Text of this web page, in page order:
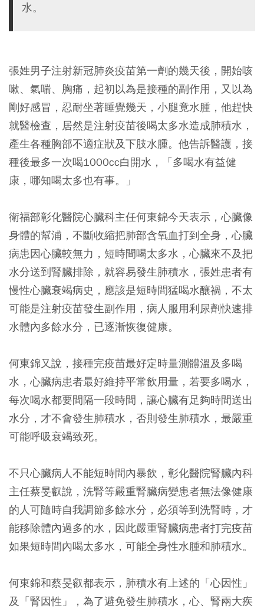
水。
張姓男子注射新冠肺炎疫苗第一劑的幾天後，開始咳
嗽、氣喘、胸痛，起初以為是接種的副作用，又以為
剛好感冒，忍耐坐著睡覺幾天，小腿竟水腫，他趕快
就醫檢查，居然是注射疫苗後喝太多水造成肺積水，
產生各種胸部不適症狀及下肢水腫。他告訴醫護，接
種後最多一次喝1000cc白開水，「多喝水有益健
康，哪知喝太多也有事。」
衛福部彰化醫院心臟科主任何東錦今天表示，心臟像
身體的幫浦，不斷收縮把肺部含氧血打到全身，心臟
病患因心臟較無力，短時間喝太多水，心臟來不及把
水分送到腎臟排除，就容易發生肺積水，張姓患者有
慢性心臟衰竭病史，應該是短時間猛喝水釀禍，不太
可能是注射疫苗發生副作用，病人服用利尿劑快速排
水體內多餘水分，已逐漸恢復健康。
何東錦又說，接種完疫苗最好定時量測體溫及多喝
水，心臟病患者最好維持平常飲用量，若要多喝水，
每次喝水都要間隔一段時間，讓心臟有足夠時間送出
水分，才不會發生肺積水，否則發生肺積水，最嚴重
可能呼吸衰竭致死。
不只心臟病人不能短時間內暴飲，彰化醫院腎臟內科
主任蔡旻叡說，洗腎等嚴重腎臟病變患者無法像健康
的人可隨時自我調節多餘水分，必須等到洗腎時，才
能移除體內過多的水，因此嚴重腎臟病患者打完疫苗
如果短時間內喝太多水，可能全身性水腫和肺積水。
何東錦和蔡旻叡都表示，肺積水有上述的「心因性」
及「腎因性」，為了避免發生肺積水，心、腎兩大疾